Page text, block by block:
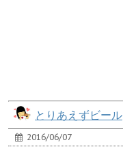
とりあえずビール
2016/06/07